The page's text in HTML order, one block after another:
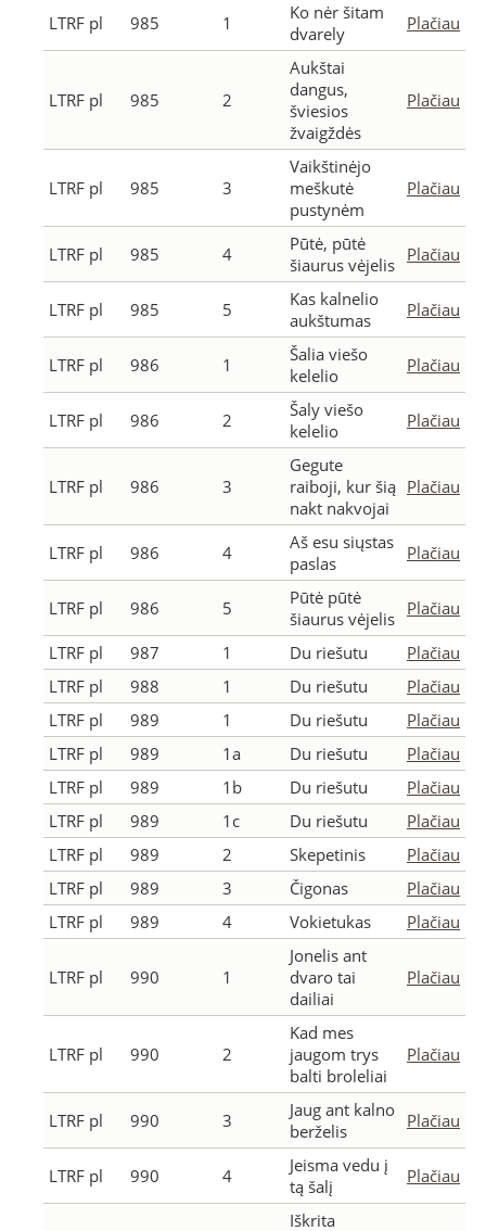
LTRF pl 985 1
Ko nėr šitam
dvarely
Plačiau
LTRF pl 985 2
Aukštai
dangus,
šviesios
žvaigždės
Plačiau
LTRF pl 985 3
Vaikštinėjo
meškutė
pustynėm
Plačiau
LTRF pl 985 4
Pūtė, pūtė
šiaurus vėjelis Plačiau
LTRF pl 985 5
Kas kalnelio
aukštumas
Plačiau
LTRF pl 986 1
Šalia viešo
kelelio
Plačiau
LTRF pl 986 2
Šaly viešo
kelelio
Plačiau
LTRF pl 986 3
Gegute
raiboji, kur šią
nakt nakvojai
Plačiau
LTRF pl 986 4
Aš esu siųstas
paslas
Plačiau
LTRF pl 986 5
Pūtė pūtė
šiaurus vėjelis Plačiau
LTRF pl 987 1 Du riešutu
Plačiau
LTRF pl
988 1 Du riešutu
Plačiau
LTRF pl
989 1 Du riešutu
Plačiau
LTRF pl
989 1a Du riešutu
Plačiau
LTRF pl
989 1b Du riešutu
Plačiau
LTRF pl
989 1c Du riešutu
Plačiau
LTRF pl
989 2 Skepetinis
Plačiau
LTRF pl
989 3 Čigonas
Plačiau
LTRF pl
989 4 Vokietukas Plačiau
LTRF pl 990 1
Jonelis ant
dvaro tai
dailiai
Plačiau
LTRF pl 990 2
Kad mes
jaugom trys
balti broleliai
Plačiau
LTRF pl 990 3
Jaug ant kalno
berželis
Plačiau
LTRF pl 990 4
Jeisma vedu į
tą šalį
Plačiau
Iškrita